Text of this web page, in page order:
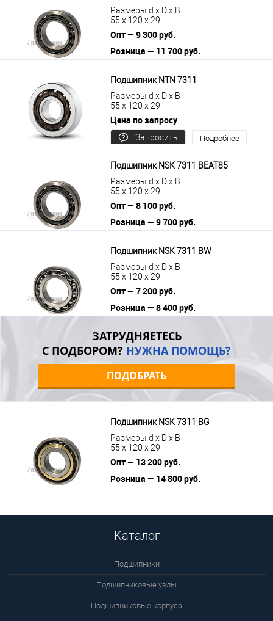
Размеры d x D x B
55 x 120 x 29
Опт — 9 300 руб.
Розница — 11 700 руб.
Подшипник NTN 7311
Размеры d x D x B
55 x 120 x 29
Цена по запросу
Запросить
Подробнее
Подшипник NSK 7311 BEAT85
Размеры d x D x B
55 x 120 x 29
Опт — 8 100 руб.
Розница — 9 700 руб.
Подшипник NSK 7311 BW
Размеры d x D x B
55 x 120 x 29
Опт — 7 200 руб.
Розница — 8 400 руб.
ЗАТРУДНЯЕТЕСЬ
С ПОДБОРОМ? НУЖНА ПОМОЩЬ?
ПОДОБРАТЬ
Подшипник NSK 7311 BG
Размеры d x D x B
55 x 120 x 29
Опт — 13 200 руб.
Розница — 14 800 руб.
Каталог
Подшипники
Подшипниковые узлы
Подшипниковые корпуса